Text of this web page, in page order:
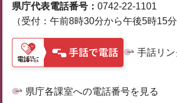
県庁代表電話番号： 0742-22-1101
（受付：午前8時30分から午後5時15分
手話リ
県庁各課室への電話番号を見る